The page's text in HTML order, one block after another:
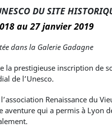
DU SITE
au 27 janvier 2019
dans la Galerie Gadagne
la prestigieuse inscription de
de l’Unesco.
Renaissance du
aventure qui a permis à Lyon